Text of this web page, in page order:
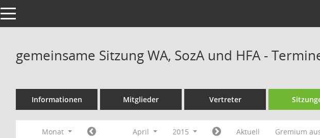
Toggle navigation
gemeinsame Sitzung WA, SozA und HFA -
Informationen Mitglieder Vertreter
Monat April 2015 Aktuell Gremium